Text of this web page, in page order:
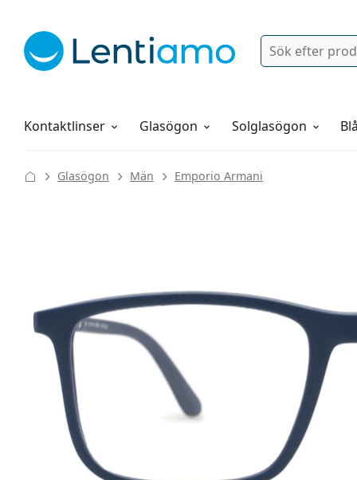
Sök
Kontaktlinser
Linsvätskor Glasögon Solglasögon
Allt om att handla hos oss
Glasögon Män Emporio Armani
135 mm
Bredd
41 mm
Linshöjd Linsbredd
Linsbredd